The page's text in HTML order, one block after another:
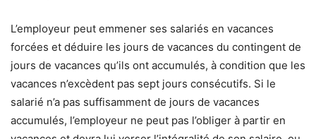
L’employeur peut emmener ses salariés en vacances
forcées et déduire les jours de vacances du contingent de
jours de vacances qu’ils ont accumulés, à condition que les
vacances n’excèdent pas sept jours consécutifs. Si le
salarié n’a pas suffisamment de jours de vacances
accumulés, l’employeur ne peut pas l’obliger à partir en